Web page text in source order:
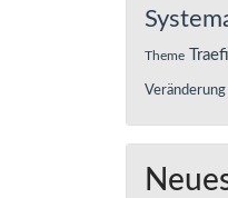
Theme
Veränderung